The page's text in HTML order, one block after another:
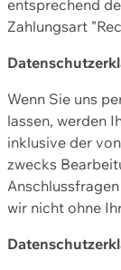
entsprechend
Zahlungsart
Wenn Sie uns
lassen, werden
inklusive der
zwecks
wir nicht ohne